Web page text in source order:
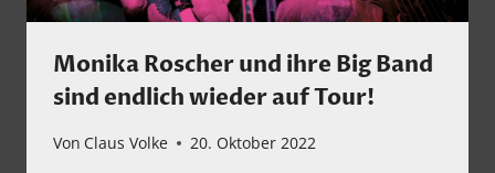
Monika Roscher und ihre Big Band
sind endlich wieder auf Tour!
Von Claus Volke 20. Oktober 2022